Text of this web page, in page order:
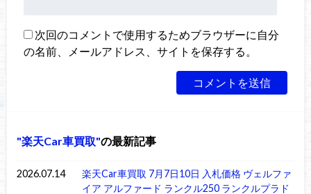
次回のコメントで使用するためブラウザーに自分
の名前、メールアドレス、サイトを保存する。
楽天Car車買取 の最新記事
2026.07.14
楽天Car車買取 7月7日10日 入札価格 ヴェルファ
イア アルファード ランクル250 ランクルプラド